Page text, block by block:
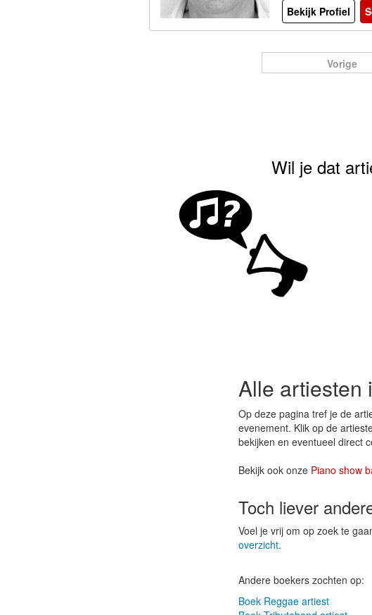
Bekijk Profiel
Vorige
Wil je dat
Alle artiesten
Op deze pagina tref je de
evenement. Klik op de
bekijken en eventueel direct
Bekijk ook onze Piano show
Toch liever
Voel je vrij om op zoek te
overzicht.
Andere boekers zochten op:
Boek Reggae artiest